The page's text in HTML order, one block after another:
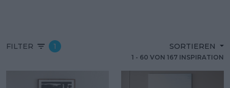
FILTER 1 SORTIEREN
1 - 60 VON 167 INSPIRATION